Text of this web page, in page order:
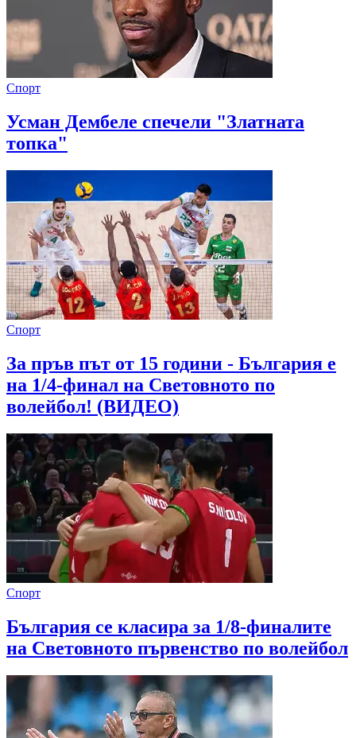
Спорт
Усман Дембеле спечели "Златната
топка"
Спорт
За пръв път от 15 години - България е
на 1/4-финал на Световното по
волейбол! (ВИДЕО)
Спорт
България се класира за 1/8-финалите
на Световното първенство по волейбол